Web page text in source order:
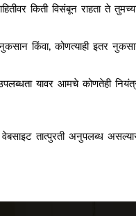
किती विसंबून राहता ते
नुकसान किंवा, कोणत्याही इतर
यावर आमचे कोणतेही
वेबसाइट तात्पुरती अनुपलब्ध